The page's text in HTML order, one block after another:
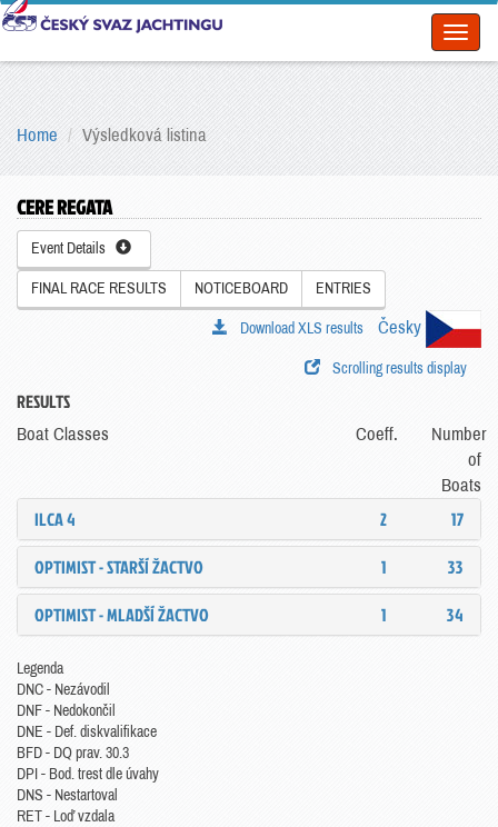
Home Výsledková listina
CERE REGATA
Event Details
FINAL RACE RESULTS NOTICEBOARD ENTRIES
Česky
Download XLS results
Scrolling results display
RESULTS
Boat Classes Coeff.
Number
of
Boats
ILCA 4 2
17
OPTIMIST - STARŠÍ ŽACTVO
1
33
OPTIMIST - MLADŠÍ ŽACTVO
1 34
Legenda
DNC - Nezávodil
DNF - Nedokončil
DNE - Def. diskvalifikace
BFD - DQ prav. 30.3
DPI - Bod. trest dle úvahy
DNS - Nestartoval
RET - Loď vzdala